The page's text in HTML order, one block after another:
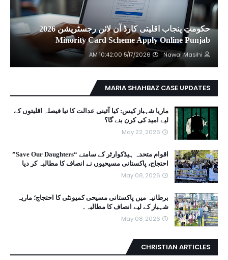
حکومتِ پنجاب اقلیتی کارڈ آن لائن رجسٹریشن 2026
Minority Card Scheme Apply Online Punjab
Nawai Masihi
5/17/2026 10:42:00 AM
MARIA SHAHBAZ CASE UPDATES
ماریا شہباز کیس: کیا آئینی عدالت کا نیا فیصلہ اقلیتوں کے
لیے امید کی کرن بنے گا؟
May 22, 2026
اقوام متحدہ ہیڈکوارٹر کے سامنے “Save Our Daughters”
احتجاج، پاکستانی مسیحیوں نے انصاف کا مطالبہ کر دیا
May 08, 2026
برطانیہ میں پاکستانی مسیحی کمیونٹی کا احتجاج؛ ماریہ
شہباز کے لیے انصاف کا مطالبہ۔
May 08, 2026
CHRISTIAN ARTICLES